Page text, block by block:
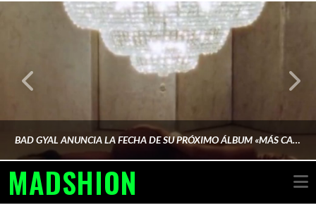
BAD GYAL ANUNCIA LA FECHA DE SU PRÓXIMO ÁLBUM «MÁS CARA»
MADSHION